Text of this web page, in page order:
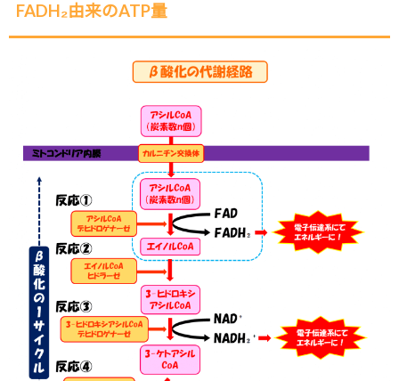
FADH₂由来のATP量